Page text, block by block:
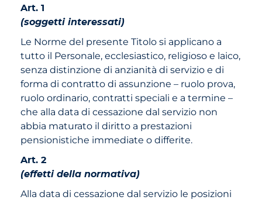
Art. 1
(soggetti interessati)
Le Norme del presente Titolo si applicano a
tutto il Personale, ecclesiastico, religioso e laico,
senza distinzione di anzianità di servizio e di
forma di contratto di assunzione – ruolo prova,
ruolo ordinario, contratti speciali e a termine –
che alla data di cessazione dal servizio non
abbia maturato il diritto a prestazioni
pensionistiche immediate o differite.
Art. 2
(effetti della normativa)
Alla data di cessazione dal servizio le posizioni